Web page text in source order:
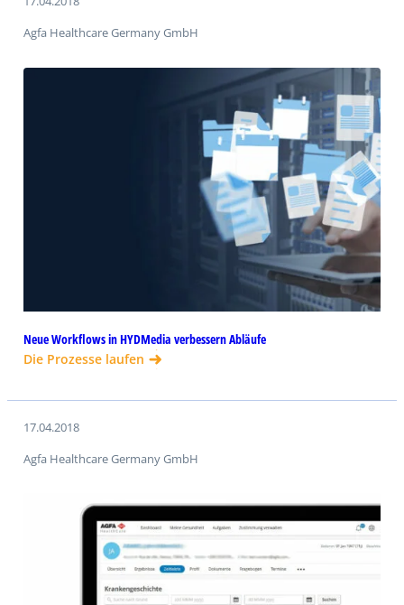
Agfa Healthcare Germany GmbH
Neue Workflows in HYDMedia verbessern Abläufe
Die Prozesse laufen
17.04.2018
Agfa Healthcare Germany GmbH